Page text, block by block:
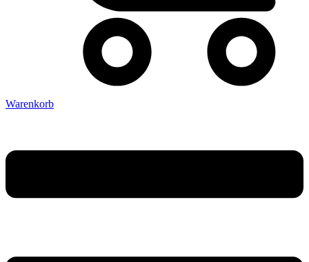
Warenkorb